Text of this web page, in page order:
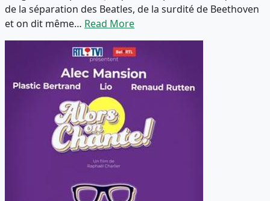
de la séparation des Beatles, de la surdité de Beethoven
et on dit même… Read More